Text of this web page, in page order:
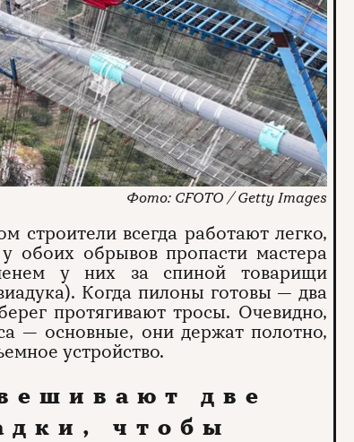
CFOTO / Getty Images
строители всегда работают легко,
обоих обрывов пропасти мастера
у них за спиной товарищи
Когда пилоны готовы — два
протягивают тросы. Очевидно,
— основные, они держат полотно,
устройство.
две
чтобы